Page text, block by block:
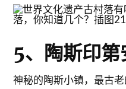
5、陶斯印第
神秘的陶斯小镇，最古